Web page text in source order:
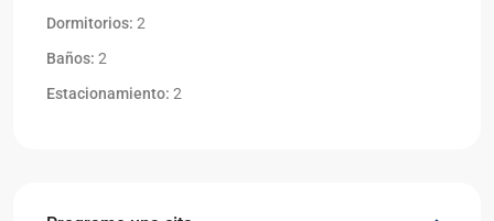
Dormitorios: 2
Baños: 2
Estacionamiento: 2